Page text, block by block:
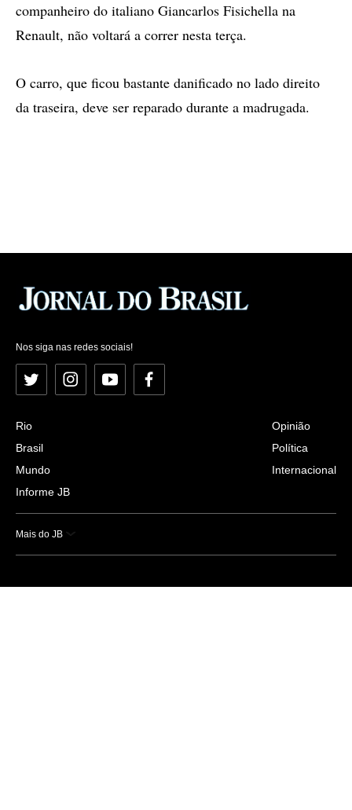
companheiro do italiano Giancarlos Fisichella na
Renault, não voltará a correr nesta terça.
O carro, que ficou bastante danificado no lado direito
da traseira, deve ser reparado durante a madrugada.
Nos siga nas redes sociais!
Twitter InstagramYouTubeFacebook
Rio
Brasil
Mundo
Informe JB
Opinião
Política
Internacional
Mais do JB
Esportes